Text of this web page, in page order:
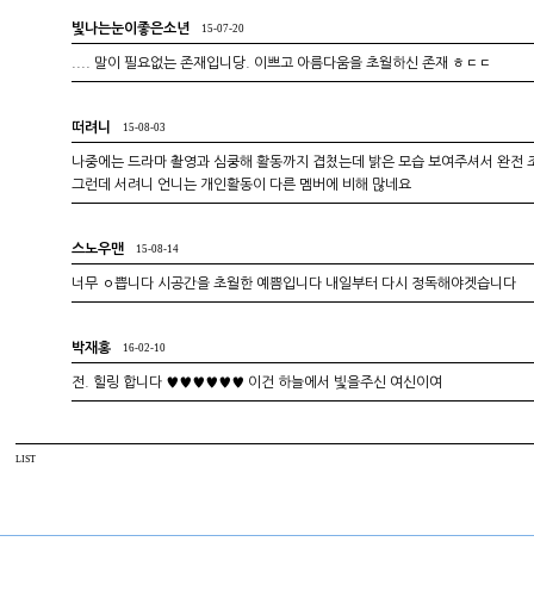
빛나는눈이좋은소년 15-07-20
.... 말이 필요없는 존재입니당. 이쁘고 아름다움을 초월하신 존재 ㅎㄷㄷ
떠려니 15-08-03
나중에는 드라마 촬영과 심쿵해 활동까지 겹쳤는데 밝은 모습 보여주셔서 완전
그런데 서려니 언니는 개인활동이 다른 멤버에 비해 많네요
스노우맨 15-08-14
너무 ㅇ쁩니다 시공간을 초월한 예쁨입니다 내일부터 다시 정독해야겟습니다
박재홍 16-02-10
전. 힐링 합니다 ♥♥♥♥♥♥ 이건 하늘에서 빛을주신 여신이여
LIST